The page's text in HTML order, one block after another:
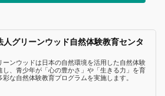
人グリーンウッド自然体験教育センタ
ーンウッドは日本の自然環境を活用した自然体験
し、青少年が「心の豊かさ」や「生きる力」を育
彩な自然体験教育プログラムを実施します。